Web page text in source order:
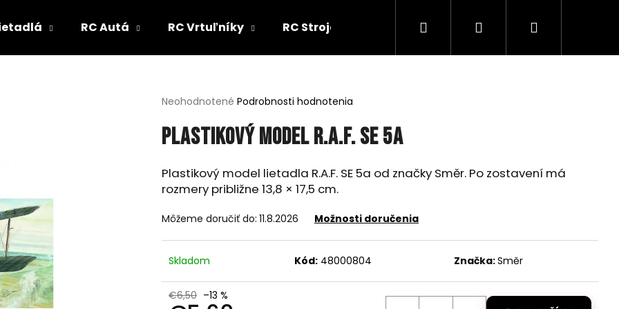
RC Autá RC Vrtuľníky RC Stroje RC Tanky Lode RC Roboty
Hľadať PrihlásenieNákupný
Priemerné
produktu
je
z
5
hviezdičiek.
Neohodnotené Podrobnosti hodnotenia
Plastikový model R.A.F. SE 5a
Plastikový model lietadla R.A.F. SE 5a od značky Směr. Po zostavení má
rozmery približne 13,8 × 17,5 cm.
Môžeme doručiť do: 11.8.2026 Možnosti doručenia
Skladom Kód: 48000804 Značka:Směr
€6,50 –13 %
HĽADAŤ